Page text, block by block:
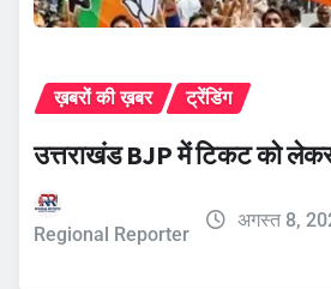
ख़बरों की ख़बर ट्रेंडिंग
उत्तराखंड BJP में टिकट को
Regional Reporter
अगस्त 8,